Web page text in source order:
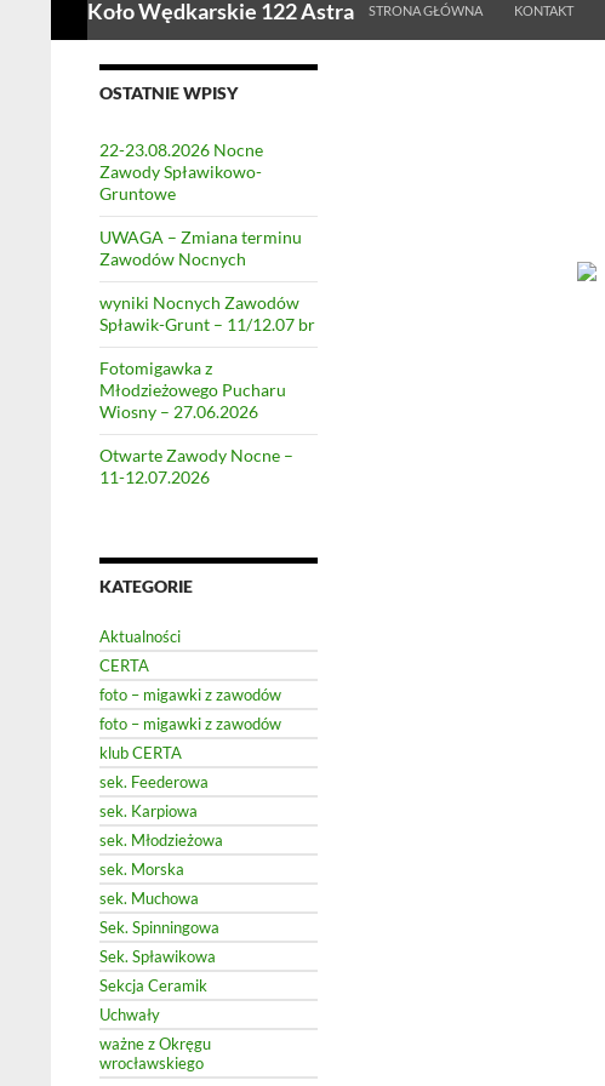
Koło Wędkarskie 122 Astra STRONA GŁÓWNA KONTAKT
OSTATNIE WPISY
22-23.08.2026 Nocne
Zawody Spławikowo-
Gruntowe
UWAGA – Zmiana terminu
Zawodów Nocnych
wyniki Nocnych Zawodów
Spławik-Grunt – 11/12.07 br
Fotomigawka z
Młodzieżowego Pucharu
Wiosny – 27.06.2026
Otwarte Zawody Nocne –
11-12.07.2026
KATEGORIE
Aktualności
CERTA
foto – migawki z zawodów
foto – migawki z zawodów
klub CERTA
sek. Feederowa
sek. Karpiowa
sek. Młodzieżowa
sek. Morska
sek. Muchowa
Sek. Spinningowa
Sek. Spławikowa
Sekcja Ceramik
Uchwały
ważne z Okręgu
wrocławskiego